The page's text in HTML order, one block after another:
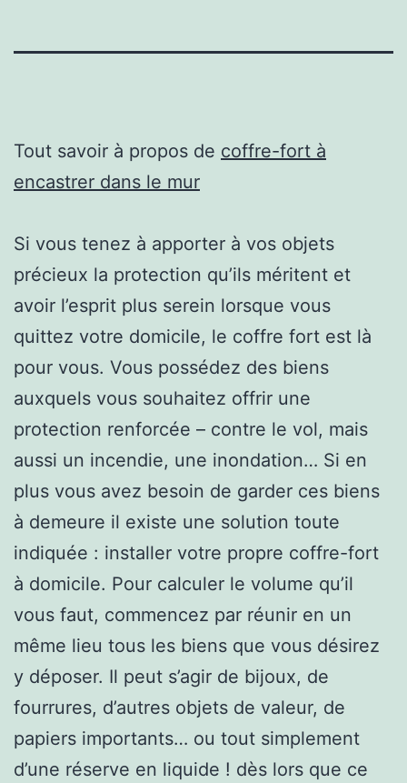
Tout savoir à propos de coffre-fort à
encastrer dans le mur
Si vous tenez à apporter à vos objets
précieux la protection qu’ils méritent et
avoir l’esprit plus serein lorsque vous
quittez votre domicile, le coffre fort est là
pour vous. Vous possédez des biens
auxquels vous souhaitez offrir une
protection renforcée – contre le vol, mais
aussi un incendie, une inondation… Si en
plus vous avez besoin de garder ces biens
à demeure il existe une solution toute
indiquée : installer votre propre coffre-fort
à domicile. Pour calculer le volume qu’il
vous faut, commencez par réunir en un
même lieu tous les biens que vous désirez
y déposer. Il peut s’agir de bijoux, de
fourrures, d’autres objets de valeur, de
papiers importants… ou tout simplement
d’une réserve en liquide ! dès lors que ce